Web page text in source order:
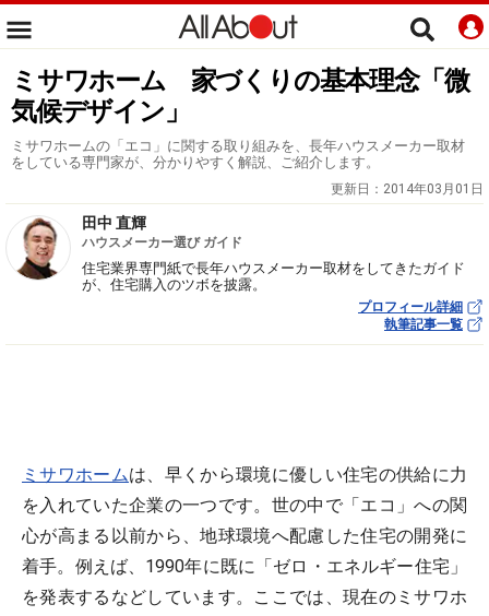
ミサワホーム 家づくりの基本理念「微
気候デザイン」
ミサワホームの「エコ」に関する取り組みを、長年ハウスメーカー取材
をしている専門家が、分かりやすく解説、ご紹介します。
更新日： 2014年03月01日
田中 直輝
ハウスメーカー選び ガイド
住宅業界専門紙で長年ハウスメーカー取材をしてきたガイド
が、住宅購入のツボを披露。
プロフィール詳細
執筆記事一覧
ミサワホームは、早くから環境に優しい住宅の供給に力
を入れていた企業の一つです。世の中で「エコ」への関
心が高まる以前から、地球環境へ配慮した住宅の開発に
着手。例えば、1990年に既に「ゼロ・エネルギー住宅」
を発表するなどしています。ここでは、現在のミサワホ